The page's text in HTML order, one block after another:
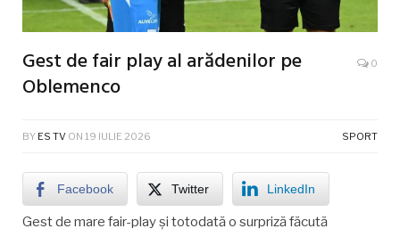
Gest de fair play al arădenilor pe
Oblemenco
0
BY ES TV ON 19 IULIE 2026 SPORT
Facebook Twitter LinkedIn
Gest de mare fair-play și totodată o surpriză făcută